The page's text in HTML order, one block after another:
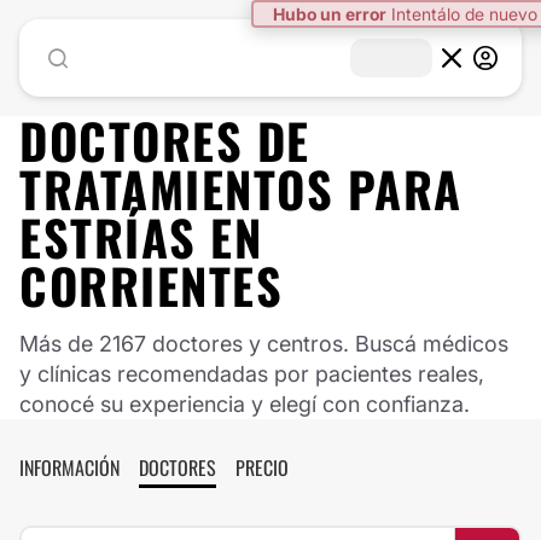
Hubo un error Intentálo de nuevo
DOCTORES DE
TRATAMIENTOS PARA
ESTRÍAS EN
CORRIENTES
Más de 2167 doctores y centros. Buscá médicos
y clínicas recomendadas por pacientes reales,
conocé su experiencia y elegí con confianza.
INFORMACIÓN DOCTORES PRECIO